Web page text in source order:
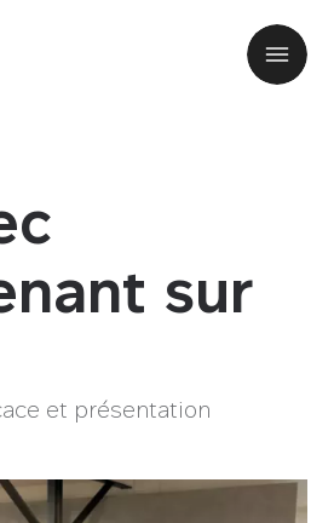
sur
et présentation